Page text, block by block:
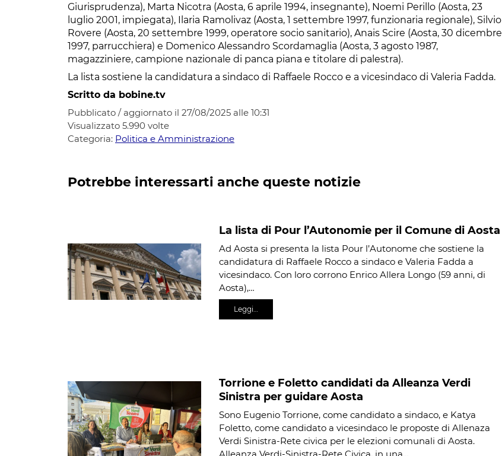
Giurisprudenza), Marta Nicotra (Aosta, 6 aprile 1994, insegnante), Noemi Perillo (Aosta, 23
luglio 2001, impiegata), Ilaria Ramolivaz (Aosta, 1 settembre 1997, funzionaria regionale), Silvio
Rovere (Aosta, 20 settembre 1999, operatore socio sanitario), Anais Scire (Aosta, 30 dicembre
1997, parrucchiera) e Domenico Alessandro Scordamaglia (Aosta, 3 agosto 1987,
magazziniere, campione nazionale di panca piana e titolare di palestra).
La lista sostiene la candidatura a sindaco di Raffaele Rocco e a vicesindaco di Valeria Fadda.
Scritto da bobine.tv
Pubblicato / aggiornato il 27/08/2025 alle 10:31
Visualizzato 5.990 volte
Categoria: Politica e Amministrazione
Potrebbe interessarti anche queste notizie
La lista di Pour l’Autonomie per il Comune di Aosta
Ad Aosta si presenta la lista Pour l’Autonome che sostiene la
candidatura di Raffaele Rocco a sindaco e Valeria Fadda a
vicesindaco. Con loro corrono Enrico Allera Longo (59 anni, di
Aosta),…
Leggi…
Torrione e Foletto candidati da Alleanza Verdi
Sinistra per guidare Aosta
Sono Eugenio Torrione, come candidato a sindaco, e Katya
Foletto, come candidato a vicesindaco le proposte di Allenaza
Verdi Sinistra-Rete civica per le elezioni comunali di Aosta.